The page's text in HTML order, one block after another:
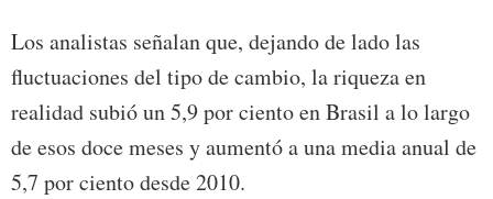
Los analistas señalan que, dejando de lado las
fluctuaciones del tipo de cambio, la riqueza en
realidad subió un 5,9 por ciento en Brasil a lo largo
de esos doce meses y aumentó a una media anual de
5,7 por ciento desde 2010.